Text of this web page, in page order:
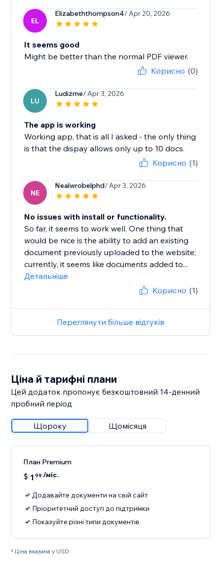
EL
Elizabeththompson4/ Apr 20, 2026
It seems good
Might be better than the normal PDF viewer.
Корисно (0)
LU
Ludizme/ Apr 3, 2026
The app is working
Working app, that is all I asked - the only thing
is that the dispay allows only up to 10 docs.
Корисно (1)
NE
Nealwrobelphd/ Apr 3, 2026
No issues with install or functionality.
So far, it seems to work well. One thing that
would be nice is the ability to add an existing
document previously uploaded to the website;
currently, it seems like documents added to...
Детальніше
Корисно (1)
Переглянути більше відгуків
Ціна й тарифні плани
Цей додаток пропонує безкоштовний 14‑денний
пробний період
Щороку Щомісяця
План Premium
$ 1 99 /міс.
Додавайте документи на свій сайт
Пріоритетний доступ до підтримки
Показуйте різні типи документів
* Ціна вказана у USD.